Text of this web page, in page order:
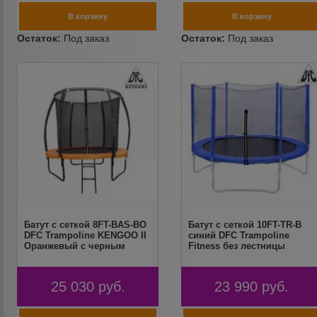
Батут с сеткой 8FT-BAS-BO
DFC Trampoline KENGOO II
Оранжевый с черным
25 030 руб.
Батут с сеткой 10FT-TR-B
синий DFC Trampoline
Fitness без лестницы
23 990 руб.